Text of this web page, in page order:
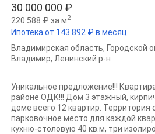
30 000 000 ₽
220 588 ₽ за м2
Ипотека от 143 892 ₽ в месяц
Владимирская область, Городской
Владимир, Ленинский р-н
Уникальное предложение!!!
районе ОДК!!! Дом 3 этажный,
доме всего 12 квартир. Территория
парковочное место для каждой
кухню-столовую 40 кв.м, три